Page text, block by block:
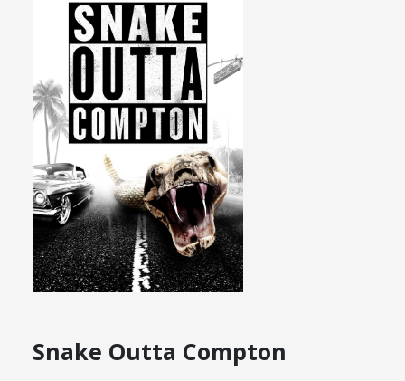
Snake Outta Compton